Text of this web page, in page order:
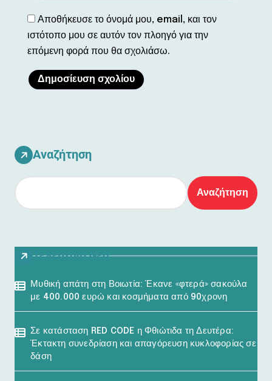
Αποθήκευσε το όνομά μου, email, και τον
ιστότοπο μου σε αυτόν τον πλοηγό για την
επόμενη φορά που θα σχολιάσω.
Αναζήτηση
Αναζήτηση
Τελευταία Νέα
Μυθική απάτη στη Βοιωτία: Έκανε «φτερά» σακούλα
με 400.000 ευρώ και κοσμήματα από 90χρονη
Σε κατάσταση RED CODE η Φθιώτιδα τη Δευτέρα:
Έκτακτη συνεδρίαση και απαγόρευση κυκλοφορίας σε
δάση